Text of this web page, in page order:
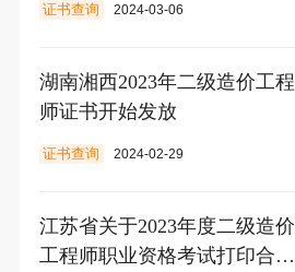
证书查询 2024-03-06
湖南湘西2023年二级造价工程
师证书开始发放
证书查询 2024-02-29
江苏省关于2023年度二级造价
工程师职业资格考试打印合格